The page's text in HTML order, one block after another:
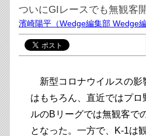
ついにGIレースでも無観客
濱崎陽平 （Wedge編集部 Wedge
新型コロナウイルスの影
はもちろん、直近ではプ
ルのBリーグでは無観客で
となった。一方で、K-1は